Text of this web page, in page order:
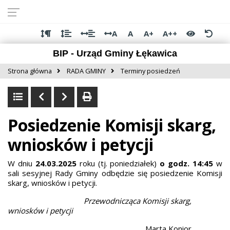
dostępności
głównej
treści
menu
stopki
A A A+
A++
BIP - Urząd Gminy Łękawica
Strona główna RADA GMINY Terminy posiedzeń
Posiedzenie Komisji skarg,
wniosków i petycji
W dniu 24.03.2025roku (tj. poniedziałek) o godz. 14:45w
sali sesyjnej Rady Gminy odbędzie się posiedzenie Komisji
skarg, wniosków i petycji.
Przewodnicząca Komisji skarg,
wniosków i petycji